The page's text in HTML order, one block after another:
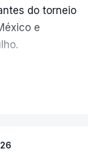
do torneio
e
ao
no ângulo